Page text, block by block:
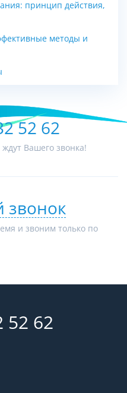
принцип действия,
методы и
52 62
Вашего звонка!
звонок
и звоним только по
52 62